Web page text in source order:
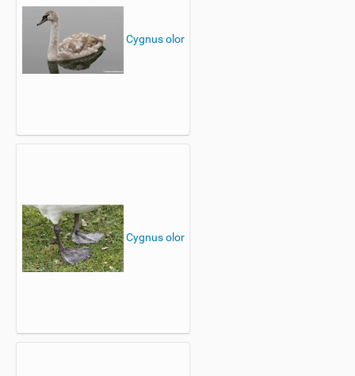
Cygnus olor
Cygnus olor